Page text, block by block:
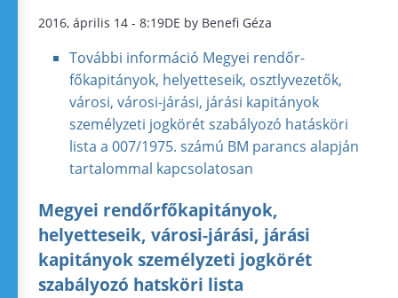
2016, április 14 - 8:19DE by Benefi Géza
További információ Megyei rendőr-
főkapitányok, helyetteseik, osztlyvezetők,
városi, városi-járási, járási kapitányok
személyzeti jogkörét szabályozó hatásköri
lista a 007/1975. számú BM parancs alapján
tartalommal kapcsolatosan
Megyei rendőrfőkapitányok,
helyetteseik, városi-járási, járási
kapitányok személyzeti jogkörét
szabályozó hatsköri lista